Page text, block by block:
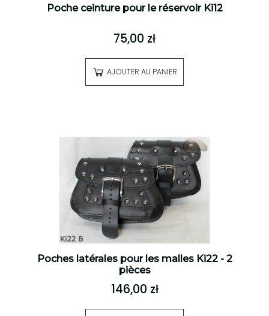
Poche ceinture pour le réservoir Ki12
75,00 zł
AJOUTER AU PANIER
Poches latérales pour les malles Ki22 - 2
pièces
146,00 zł